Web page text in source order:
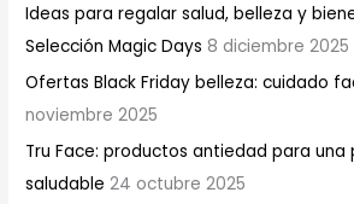
Ideas para regalar salud, belleza y
Selección Magic Days 8 diciembre 2025
Ofertas Black Friday belleza: cuidado
noviembre 2025
Tru Face: productos antiedad para una
saludable 24 octubre 2025